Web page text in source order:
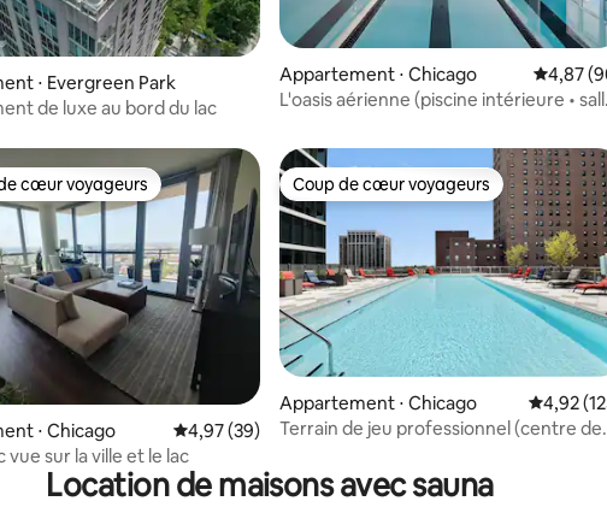
la base de 13 commentaires : 5 sur 5
⋅ Evergreen Park
de luxe au bord du lac
Appartement ⋅ Chicago
4,87
L'oasis aérienne (piscine intérieure •
la base de 15 commentaires : 4,93 sur 5
cœur voyageurs les plus appréciés
cœur voyageurs
⋅ Chicago Évaluation moyenne sur la base de 39
4,97 (39)
vue sur la ville et le lac
Coup de cœur voyageurs
Coup de cœur voyageurs
Appartement ⋅ Chicago
4,92
Terrain de jeu professionnel (centre de
Location de maisons avec sauna